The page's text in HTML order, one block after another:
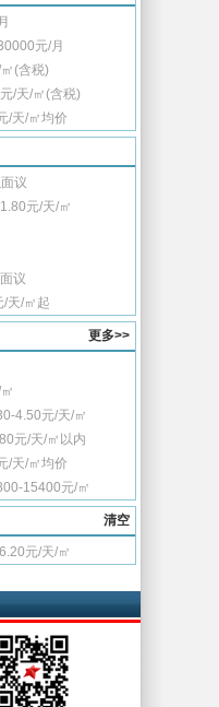
元/月
(含税)
/天/㎡(含税)
/天/㎡均价
面议
元/天/㎡
面议
/天/㎡起
更多>>
4.50元/天/㎡
元/天/㎡以内
/天/㎡均价
15400元/㎡
清空
元/天/㎡